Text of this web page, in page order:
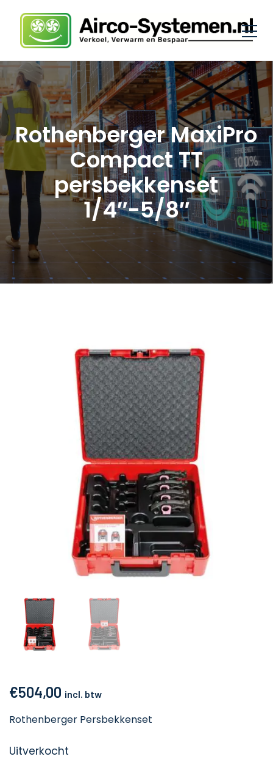
Rothenberger MaxiPro
Compact TT
persbekkenset
1/4″-5/8″
€504,00 incl. btw
Rothenberger Persbekkenset
Uitverkocht